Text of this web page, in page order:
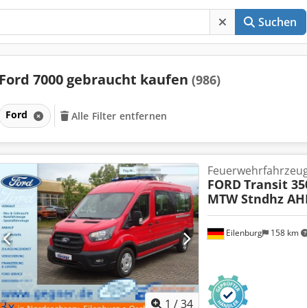
Suchen
Ford 7000 gebraucht kaufen (986)
Ford Alle Filter entfernen
1 /34
Eilenburg 158 km
FORDTransit
MTW Stndhz